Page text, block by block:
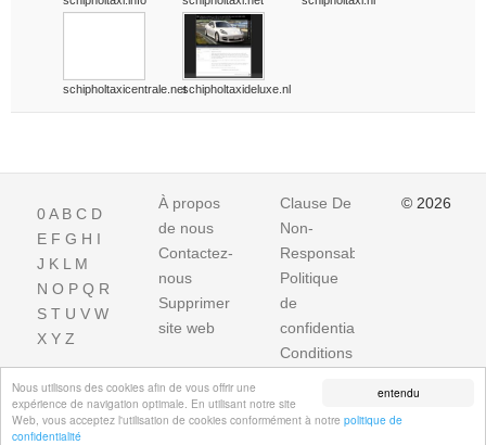
entendu
Nous utilisons des cookies afin de vous offrir une
expérience de navigation optimale. En utilisant notre site
Web, vous acceptez l'utilisation de cookies conformément à notre politique de
confidentialité
schipholtaxicentrale.netschipholtaxideluxe.nl
0A B C D
E F G H I
J K L M
N O P Q R
S T U V W
X Y Z
À propos
de nous
Contactez-
nous
Supprimer
site web
Clause De
Non-
Responsabilite
Politique
de
confidentialité
Conditions
© 2026